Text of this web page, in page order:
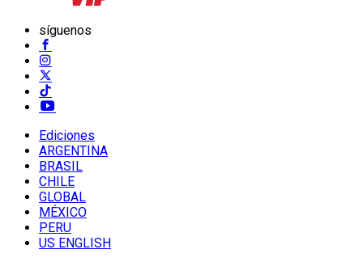
síguenos
Ediciones
ARGENTINA
BRASIL
CHILE
GLOBAL
MÉXICO
PERU
US ENGLISH